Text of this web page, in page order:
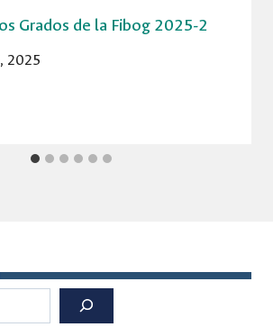
Grados de la Fibog 2025-2
2025